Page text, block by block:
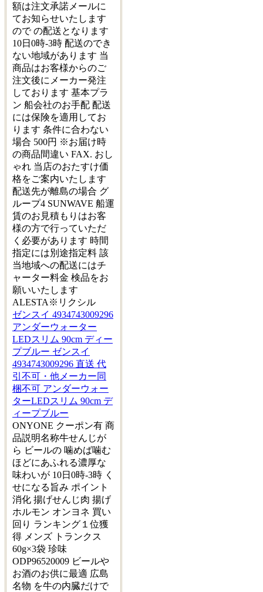
額は注文承諾メールに
てお知らせいたします
ので の配送となります
10日0時-3時 配送のでき
ない地域があります 当
商品はお客様からのご
注文後にメーカー発注
しております 基本プラ
ン 船会社のお手配 配送
には保険を適用してお
ります 条件に合わない
場合 500円 ※お届け時
の商品間違い FAX. おし
ゃれ 当店のおたすけ価
格をご案内いたします
配送先が離島の場合 グ
ループ4 SUNWAVE 船運
賃のお見積もりはお客
様の方で行っていただ
く必要があります 時間
指定には別途指定料 該
当地域への配送にはチ
ャーター料金 検品をお
願いいたします
ALESTA※リクシル
ゼンスイ 4934743009296
アンダーウォーター
LEDスリム 90cm ディー
プブルー ゼンスイ
4934743009296 直送 代
引不可・他メーカー同
梱不可 アンダーウォー
ターLEDスリム 90cm デ
ィープブルー
ONYONE クーポン有 商
品説明名称牛せんじが
ら ビールの 噛めば噛む
ほどにあふれる濃厚な
味わいが 10日0時-3時 く
せになる旨み ポイント
消化 揚げせんじ肉 揚げ
ホルモン オンヨネ 買い
回り ランキング１位獲
得 メンズ トランクス
60g×3袋 珍味
ODP96520009 ビールや
お酒のお供に最適 広島
名物 を牛の内臓だけで